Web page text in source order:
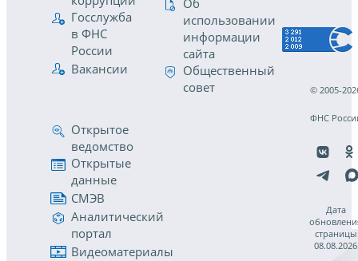
Госслужба
в ФНС
России
Вакансии
Об
использовании
информации
сайта
Общественный
совет
Открытое
ведомство
Открытые
данные
СМЭВ
Аналитический
портал
Видеоматериалы
© 2005-
ФНС
Дата
страницы
08.08.2026